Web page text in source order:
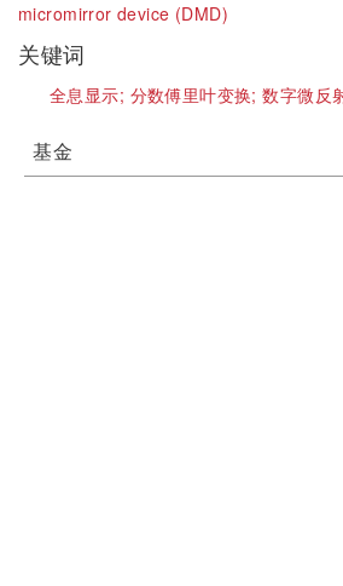
micromirror device (DMD)
关键词
全息显示; 分数傅里叶变换;数字微反
基金